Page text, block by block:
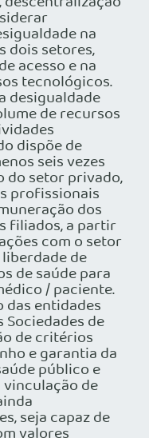
na
dois setores,
acesso e na
tecnológicos.
desigualdade
de recursos
dispõe de
seis vezes
do setor privado,
profissionais
dos
filiados, a partir
com o setor
de
de saúde para
/ paciente.
entidades
Sociedades de
de critérios
e garantia da
público e
vinculação de
seja capaz de